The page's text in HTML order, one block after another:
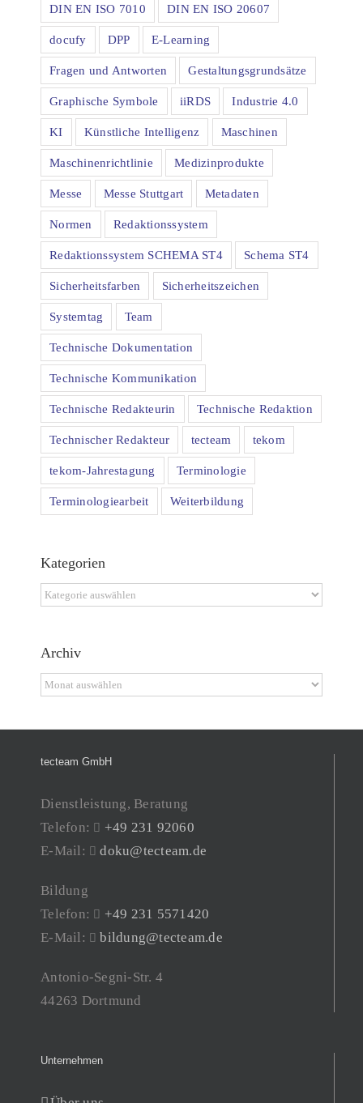
DIN EN ISO 7010 DIN EN ISO 20607
docufy DPP E-Learning
Fragen und Antworten Gestaltungsgrundsätze
Graphische Symbole iiRDS Industrie 4.0
KI Künstliche Intelligenz Maschinen
Maschinenrichtlinie Medizinprodukte
Messe Messe Stuttgart Metadaten
Normen Redaktionssystem
Redaktionssystem SCHEMA ST4 Schema ST4
Sicherheitsfarben Sicherheitszeichen
Systemtag Team
Technische Dokumentation
Technische Kommunikation
Technische Redakteurin Technische Redaktion
Technischer Redakteur tecteam tekom
tekom-Jahrestagung Terminologie
Terminologiearbeit Weiterbildung
Kategorien
Kategorien
Archiv
Archiv
tecteam GmbH
Dienstleistung, Beratung
Telefon:
+49 231 92060
E-Mail:
doku@tecteam.de
Bildung
Telefon:
+49 231 5571420
E-Mail:
bildung@tecteam.de
Antonio-Segni-Str. 4
44263 Dortmund
Unternehmen